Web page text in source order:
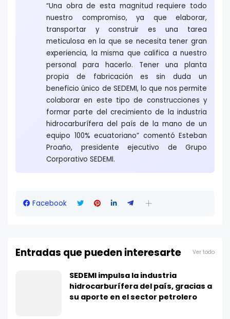
“Una obra de esta magnitud requiere todo
nuestro compromiso, ya que elaborar,
transportar y construir es una tarea
meticulosa en la que se necesita tener gran
experiencia, la misma que califica a nuestro
personal para hacerlo. Tener una planta
propia de fabricación es sin duda un
beneficio único de SEDEMI, lo que nos permite
colaborar en este tipo de construcciones y
formar parte del crecimiento de la industria
hidrocarburífera del país de la mano de un
equipo 100% ecuatoriano” comentó Esteban
Proaño, presidente ejecutivo de Grupo
Corporativo SEDEMI.
Facebook
Entradas que pueden interesarte Ver todo
SEDEMI impulsa la industria
hidrocarburífera del país, gracias a
su aporte en el sector petrolero